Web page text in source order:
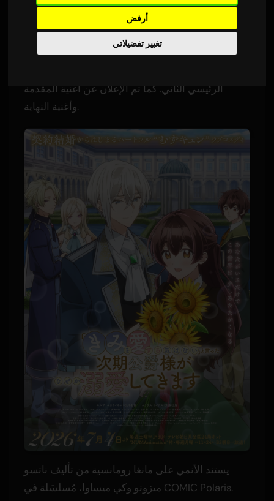
أرفض
تغيير تفضيلاتي
كشفَ مسلسل الأنمي التلفزيوني المقتبس من المانغا
الشهيرة"Kimi wo Aisuru Ki wa Nai" to Itta Jiki
Koushaku-sama ga Naze ka Dekiai Shite Kimasu
الرئيسي الثاني. كما تم الإعلان عن أغنية المقدمة
وأغنية النهاية.
يستند الأنمي على مانغا رومانسية من تأليف ناتسو
ميزونو وكي ميساوا، مُسلسَلة في COMIC Polaris.